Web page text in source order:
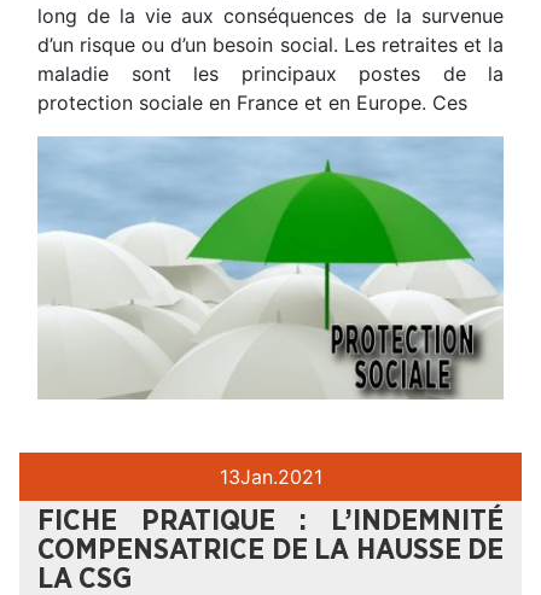
long de la vie aux conséquences de la survenue
d’un risque ou d’un besoin social. Les retraites et la
maladie sont les principaux postes de la
protection sociale en France et en Europe. Ces
13Jan.2021
FICHE PRATIQUE : L’INDEMNITÉ
COMPENSATRICE DE LA HAUSSE DE
LA CSG